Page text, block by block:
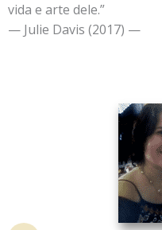
vida e arte dele.”
— Julie Davis (2017) —